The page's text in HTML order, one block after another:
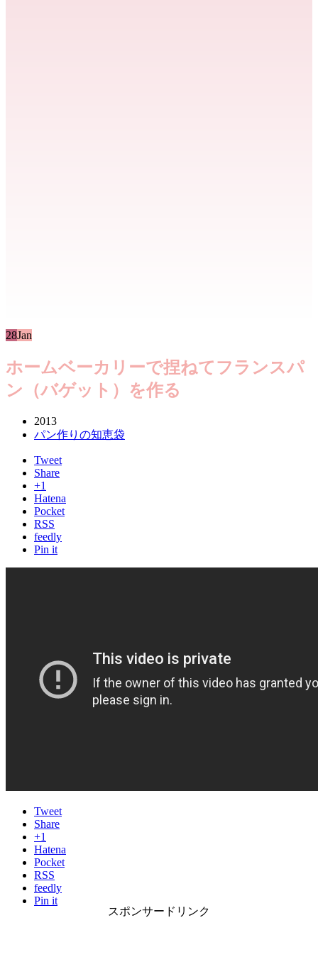
28Jan
ホームベーカリーで捏ねてフランスパ
ン（バゲット）を作る
2013
パン作りの知恵袋
Tweet
Share
+1
Hatena
Pocket
RSS
feedly
Pin it
Tweet
Share
+1
Hatena
Pocket
RSS
feedly
Pin it
スポンサードリンク